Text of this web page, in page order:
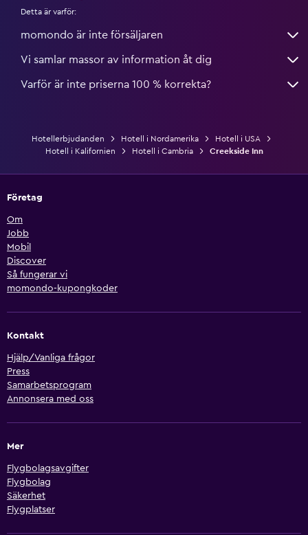
Detta är varför:
momondo är inte försäljaren
Vi samlar massor av information åt dig
Varför är inte priserna 100 % korrekta?
Hotellerbjudanden Hotell i Nordamerika
Hotell i USA
Hotell i Kalifornien
Hotell i Cambria Creekside Inn
Företag
Om
Jobb
Mobil
Discover
Så fungerar vi
momondo-kupongkoder
Kontakt
Hjälp/Vanliga frågor
Press
Samarbetsprogram
Annonsera med oss
Mer
Flygbolagsavgifter
Flygbolag
Säkerhet
Flygplatser